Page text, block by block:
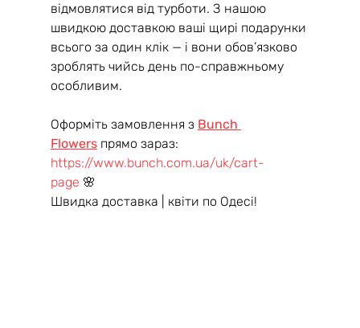
відмовлятися від турботи. З нашою
швидкою доставкою ваші щирі подарунки
всього за один клік — і вони обов’язково
зроблять чийсь день по-справжньому
особливим.
Оформіть замовлення з Bunch
Flowers прямо зараз:
https://www.bunch.com.ua/uk/cart-
page 🌸
Швидка доставка | квіти по Одесі!